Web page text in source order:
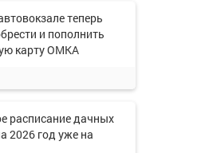
теперь
и пополнить
карту ОМКА
расписание дачных
2026 год уже на